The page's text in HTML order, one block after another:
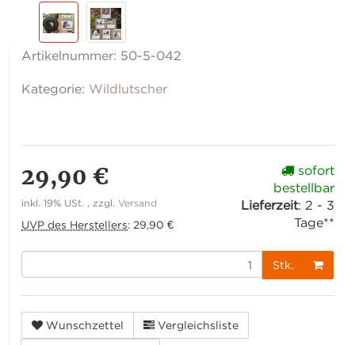
Artikelnummer: 50-5-042
Kategorie: Wildlutscher
29,90 €
inkl. 19% USt. , zzgl.Versand
UVP des Herstellers: 29,90 €
sofort
bestellbar
Lieferzeit: 2 - 3
Tage**
Stk.
Wunschzettel Vergleichsliste